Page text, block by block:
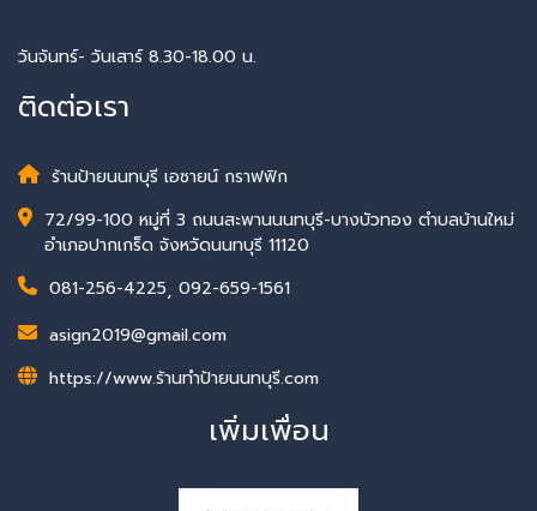
วันจันทร์- วันเสาร์ 8.30-18.00 น.
ติดต่อเรา
ร้านป้ายนนทบุรี เอซายน์ กราฟฟิก
72/99-100 หมู่ที่ 3 ถนนสะพานนนทบุรี-บางบัวทอง ตำบลบ้านใหม่
อำเภอปากเกร็ด จังหวัดนนทบุรี 11120
081-256-4225, 092-659-1561
asign2019@gmail.com
https://www.ร้านทําป้ายนนทบุรี.com
เพิ่มเพื่อน